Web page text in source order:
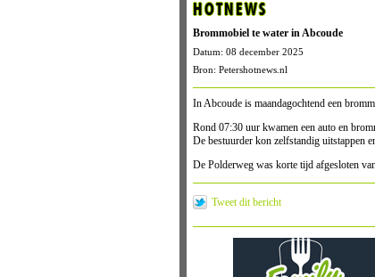
HOTNEWS
Brommobiel te water in Abcoude
Datum: 08 december 2025
Bron: Petershotnews.nl
In Abcoude is maandagochtend een
Rond 07:30 uur kwamen een auto en
De bestuurder kon zelfstandig uitstappen
De Polderweg was korte tijd afgesloten
Tweet dit bericht